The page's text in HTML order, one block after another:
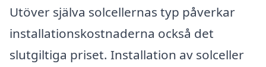
Utöver själva solcellernas typ påverkar
installationskostnaderna också det
slutgiltiga priset. Installation av solceller